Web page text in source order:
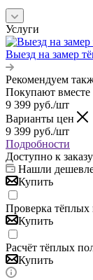
Услуги
Выезд на замер
Рекомендуем
Покупают вместе
9 399 руб./шт
Варианты цен
9 399 руб./шт
Подробности
Доступно к заказу
Нашли
Купить
Проверка тёплых
Купить
Расчёт тёплых
Купить